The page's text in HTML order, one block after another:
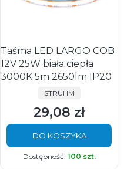
Taśma LED LARGO COB
12V 25W biała ciepła
3000K 5m 2650lm IP20
PRODUCENT
STRÜHM
Cena
29,08 zł
DO KOSZYKA
Dostępność: 100 szt.